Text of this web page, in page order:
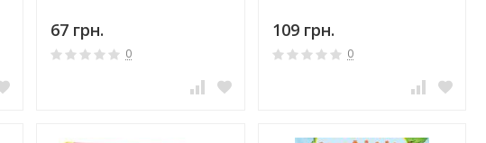
67 грн.
0
109 грн.
0